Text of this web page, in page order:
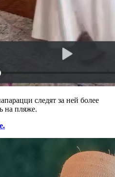
следят за ней более
на пляже.